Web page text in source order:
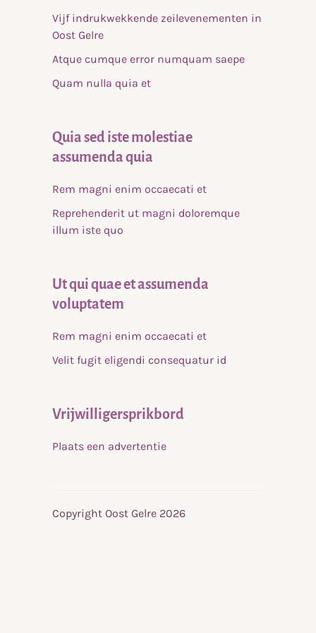
Vijf indrukwekkende zeilevenementen in
Oost Gelre
Atque cumque error numquam saepe
Quam nulla quia et
Quia sed iste molestiae
assumenda quia
Rem magni enim occaecati et
Reprehenderit ut magni doloremque
illum iste quo
Ut qui quae et assumenda
voluptatem
Rem magni enim occaecati et
Velit fugit eligendi consequatur id
Vrijwilligersprikbord
Plaats een advertentie
Copyright Oost Gelre 2026